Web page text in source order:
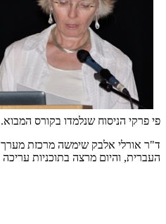
פי פרקי הניסוח שנלמדו בקורס המבוא.
ד"ר אורלי אלבק שימשה מרכזת מערך
העברית, והיום מרצה בתוכניות עריכה